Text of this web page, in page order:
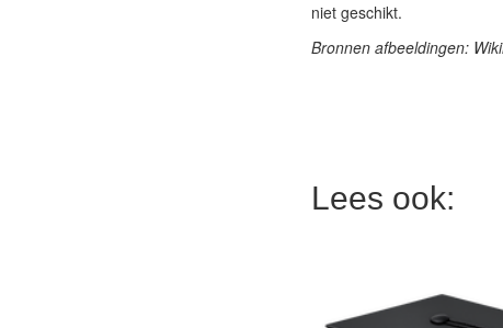
niet geschikt.
Bronnen afbeeldingen:
Lees ook: